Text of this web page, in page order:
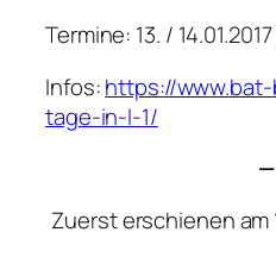
Termine: 13. /
Infos:https://
tage-in-l-1/
—
Zuerst erschienen am